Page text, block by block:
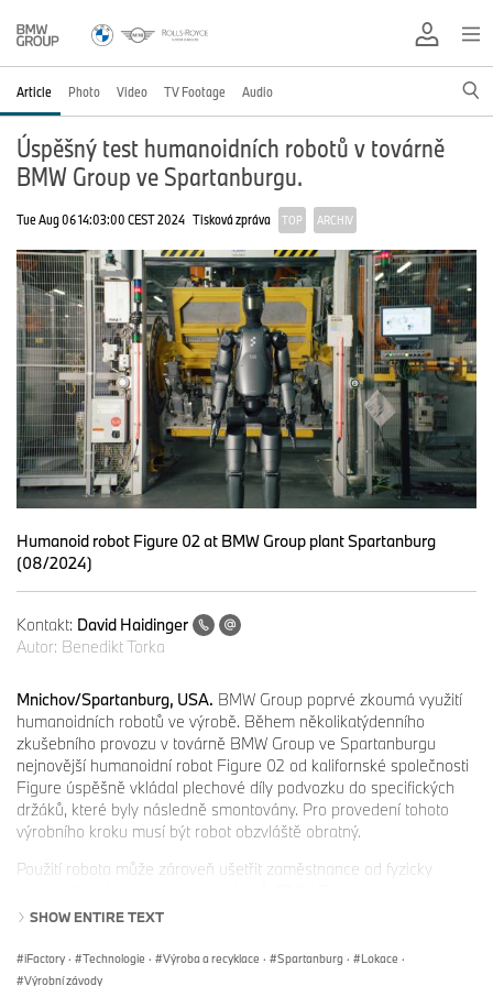
Article Photo Video TV Footage Audio
Úspěšný test humanoidních robotů v továrně
BMW Group ve Spartanburgu.
Tue Aug 06 14:03:00 CEST 2024 Tisková zpráva TOP ARCHIV
Humanoid robot Figure 02 at BMW Group plant Spartanburg
(08/2024)
Kontakt: David Haidinger
Autor: Benedikt Torka
Mnichov/Spartanburg, USA. BMW Group poprvé zkoumá využití
humanoidních robotů ve výrobě. Během několikatýdenního
zkušebního provozu v továrně BMW Group ve Spartanburgu
nejnovější humanoidní robot Figure 02 od kalifornské společnosti
Figure úspěšně vkládal plechové díly podvozku do specifických
držáků, které byly následně smontovány. Pro provedení tohoto
výrobního kroku musí být robot obzvláště obratný.
Použití robota může zároveň ušetřit zaměstnance od fyzicky
se společností Figure testuje a vyhodnocuje, jak lze humanoidní
zobrazuje zkušební provoz v karosárně v závodě BMW Group ve
Spartanburgu:
SHOW ENTIRE TEXT
iFactory · Technologie · Výroba a recyklace · Spartanburg · Lokace ·
Výrobní závody